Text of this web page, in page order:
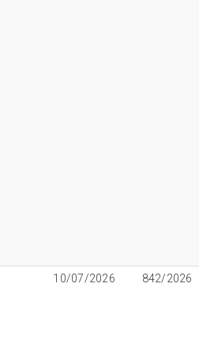
10/07/2026 842/2026